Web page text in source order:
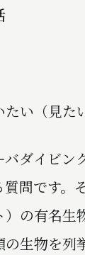
い（見た
ダイビン
問です。
の有名生
生物を列